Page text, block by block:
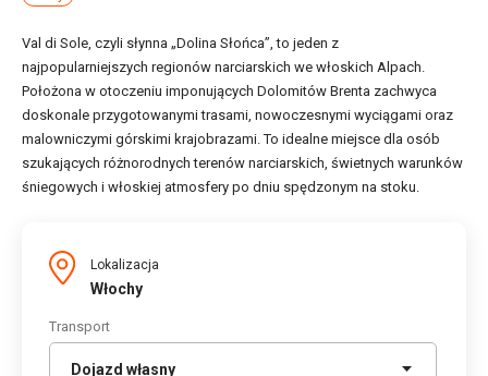
Val di Sole, czyli słynna „Dolina Słońca”, to jeden z
najpopularniejszych regionów narciarskich we włoskich Alpach.
Położona w otoczeniu imponujących Dolomitów Brenta zachwyca
doskonale przygotowanymi trasami, nowoczesnymi wyciągami oraz
malowniczymi górskimi krajobrazami. To idealne miejsce dla osób
szukających różnorodnych terenów narciarskich, świetnych warunków
śniegowych i włoskiej atmosfery po dniu spędzonym na stoku.
Lokalizacja
Włochy
Transport